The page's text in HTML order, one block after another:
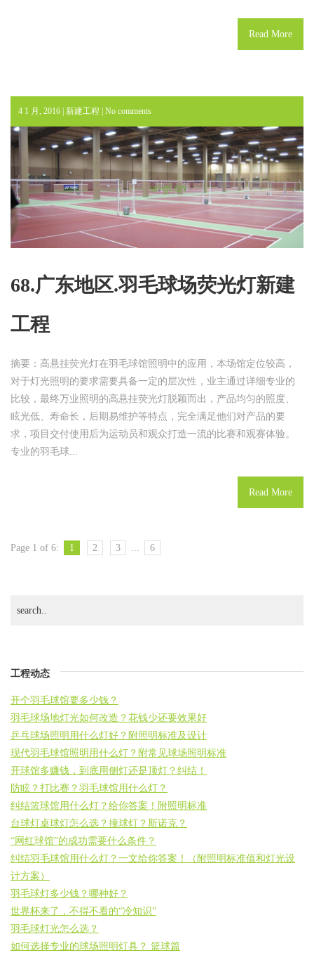
Read More
4 1 月, 2016 | 新建工程 No comments
68.广东地区.羽毛球场荧光灯新建
工程
摘要：高悬挂荧光灯在羽毛球馆照明中的应用，本场馆定位较高，
对于灯光照明的要求需要具备一定的层次性，业主通过详细专业的
比较，最终万业照明的高悬挂荧光灯脱颖而出，产品均匀的照度、
眩光低、寿命长，后期易维护等特点，完全满足他们对产品的要
求，项目交付使用后为运动员和观众打造一流的比赛和观赛体验。
专业的羽毛球...
Read More
Page 1 of 6: 1 2 3 6
工程动态
开个羽毛球馆要多少钱？
羽毛球场地灯光如何改造？花钱少还要效果好
乒乓球场照明用什么灯好？附照明标准及设计
现代羽毛球馆照明用什么灯？附常见球场照明标准
开球馆多赚钱，到底用侧灯还是顶灯？纠结！
防眩？打比赛？羽毛球馆用什么灯？
纠结篮球馆用什么灯？给你答案！附照明标准
台球灯桌球灯怎么选？撞球灯？斯诺克？
“网红球馆”的成功需要什么条件？
纠结羽毛球馆用什么灯？一文给你答案！（附照明标准值和灯光设
计方案）
羽毛球灯多少钱？哪种好？
世界杯来了，不得不看的“冷知识”
羽毛球灯光怎么选？
如何选择专业的球场照明灯具？ 篮球篇